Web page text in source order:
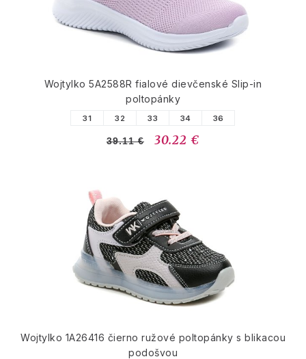
Wojtylko 5A2588R fialové dievčenské Slip-in
poltopánky
31 32 33 34 36
39.11 € 30.22 €
Wojtylko 1A26416 čierno ružové poltopánky s blikacou
podošvou